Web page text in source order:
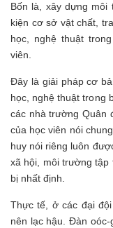
Bốn là, xây dựng môi
kiện cơ sở vật chất,
học, nghệ thuật
viên.
Đây là giải pháp cơ
học, nghệ thuật trong
các nhà trường Quân
của học viên nói
huy nói riêng luôn
xã hội, môi trường tập
bị nhất định.
Thực tế, ở các đại
nên lạc hậu. Đàn